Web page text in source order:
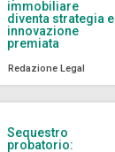
immobiliare
diventa strategia e
innovazione
premiata
Redazione Legal
Sequestro
probatorio: